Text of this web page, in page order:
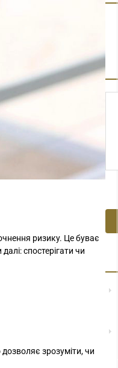
ризику. Це буває
спостерігати чи
зрозуміти, чи
що і мені в
році довелося
цю клініку.
був дуже...